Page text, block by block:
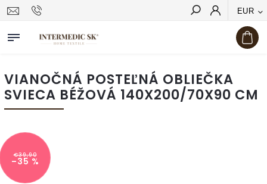
EUR
Hľadať
VIANOČNÁ POSTEĽNÁ OBLIEČKA
SVIECA BÉŽOVÁ 140X200/70X90 CM
€39,90
–35 %